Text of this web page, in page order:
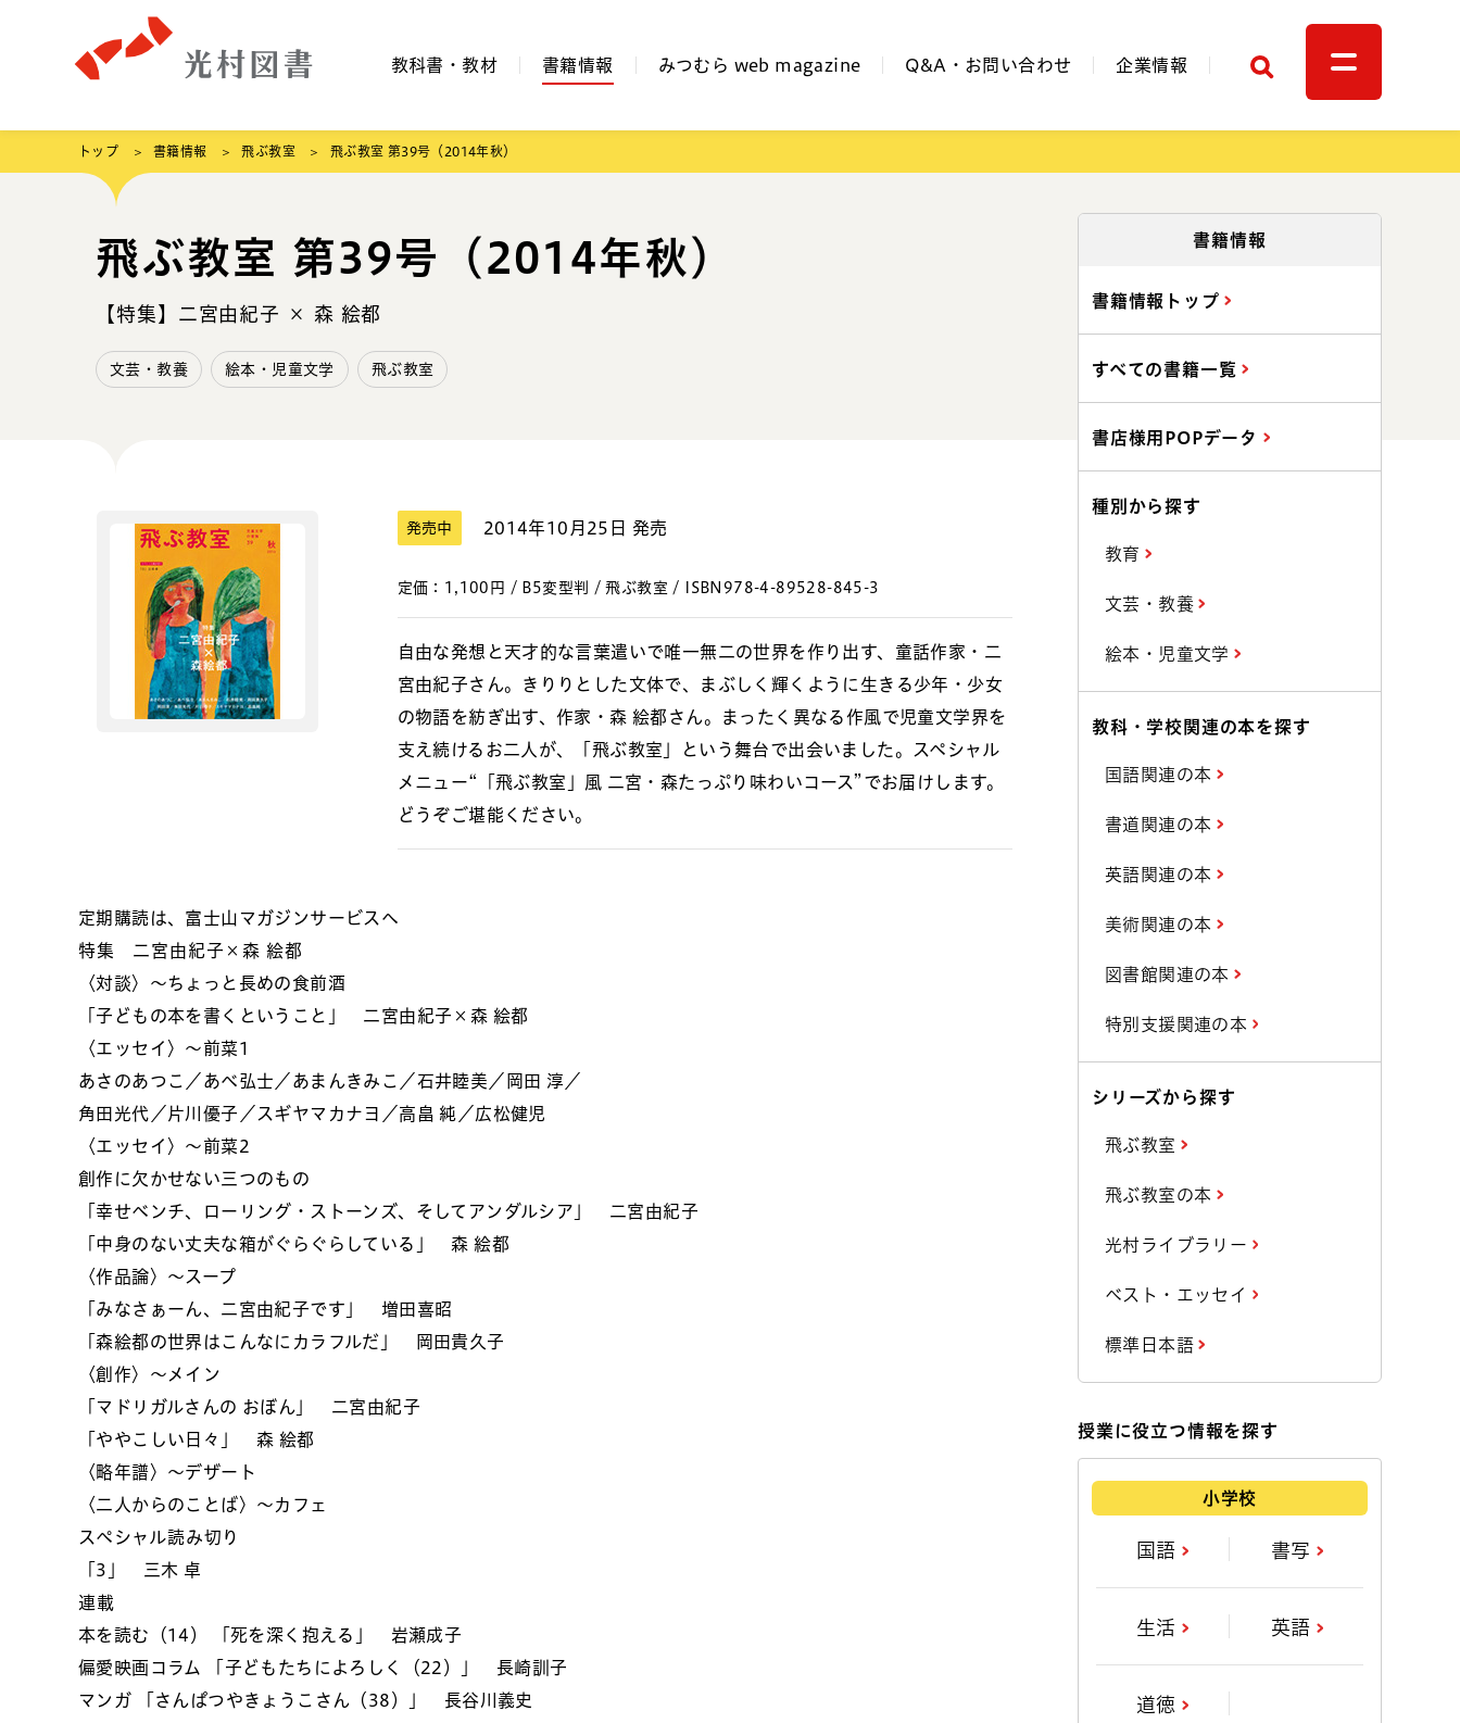
教科書・教材 書籍情報 みつむら web magazine Q&A・お問い合わせ 企業情報 検索
トップ 書籍情報 飛ぶ教室 飛ぶ教室 第39号（2014年秋）
飛ぶ教室 第39号（2014年秋）
【特集】二宮由紀子 × 森 絵都
文芸・教養 絵本・児童文学 飛ぶ教室
発売中 2014年10月25日 発売
定価：1,100円 / B5変型判 / 飛ぶ教室 / ISBN978-4-89528-845-3
自由な発想と天才的な言葉遣いで唯一無二の世界を作り出す、童話作家・二
宮由紀子さん。きりりとした文体で、まぶしく輝くように生きる少年・少女
の物語を紡ぎ出す、作家・森 絵都さん。まったく異なる作風で児童文学界を
支え続けるお二人が、「飛ぶ教室」という舞台で出会いました。スペシャル
メニュー“「飛ぶ教室」風 二宮・森たっぷり味わいコース”でお届けします。
どうぞご堪能ください。
定期購読は、富士山マガジンサービスへ
特集 二宮由紀子×森 絵都
〈対談〉～ちょっと長めの食前酒
「子どもの本を書くということ」 二宮由紀子×森 絵都
〈エッセイ〉～前菜1
あさのあつこ／あべ弘士／あまんきみこ／石井睦美／岡田 淳／
角田光代／片川優子／スギヤマカナヨ／高畠 純／広松健児
〈エッセイ〉～前菜2
創作に欠かせない三つのもの
「幸せベンチ、ローリング・ストーンズ、そしてアンダルシア」 二宮由紀子
「中身のない丈夫な箱がぐらぐらしている」 森 絵都
〈作品論〉～スープ
「みなさぁーん、二宮由紀子です」 増田喜昭
「森絵都の世界はこんなにカラフルだ」 岡田貴久子
〈創作〉～メイン
「マドリガルさんの おぼん」 二宮由紀子
「ややこしい日々」 森 絵都
〈略年譜〉～デザート
〈二人からのことば〉～カフェ
スペシャル読み切り
「3」 三木 卓
連載
本を読む（14） 「死を深く抱える」 岩瀬成子
偏愛映画コラム 「子どもたちによろしく（22）」 長崎訓子
マンガ 「さんぱつやきょうこさん（38）」 長谷川義史
書籍情報
書籍情報トップ
すべての書籍一覧
書店様用POPデータ
種別から探す
教育
文芸・教養
絵本・児童文学
教科・学校関連の本を探す
国語関連の本
書道関連の本
英語関連の本
美術関連の本
図書館関連の本
特別支援関連の本
シリーズから探す
飛ぶ教室
飛ぶ教室の本
光村ライブラリー
ベスト・エッセイ
標準日本語
授業に役立つ情報を探す
小学校
国語 書写
生活 英語
道徳